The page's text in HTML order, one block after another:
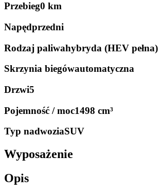
Przebieg0 km
Napędprzedni
Rodzaj paliwahybryda (HEV pełna)
Skrzynia biegówautomatyczna
Drzwi5
Pojemność / moc1498 cm³
Typ nadwoziaSUV
Wyposażenie
Opis